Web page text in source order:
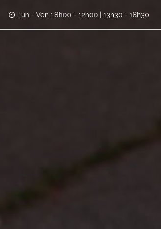
Lun - Ven : 8h00 - 12h00 | 13h30 - 18h30